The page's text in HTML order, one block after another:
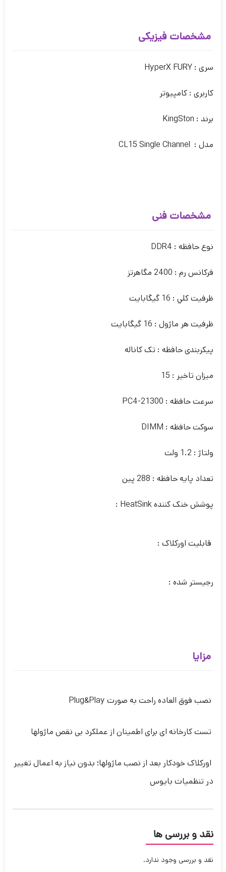
مشخصات فیزیکی
سری : HyperX FURY
کاربری : کامپیوتر
برند : KingSton
مدل : CL15 Single Channel
مشخصات فنی
نوع حافظه : DDR4
فرکانس رم : 2400 مگاهرتز
ظرفيت کلي : 16 گیگابایت
ظرفيت هر ماژول : 16 گيگابايت
پیکربندی حافظه : تک کاناله
میزان تاخیر : 15
سرعت حافظه : PC4-21300
سوکت حافظه : DIMM
ولتاژ : 1.2 ولت
تعداد پایه حافظه : 288 پین
پوشش خنک کننده HeatSink :
قابلیت اورکلاک :
رجیستر شده :
مزایا
نصب فوق العاده راحت به صورت Plug&Play
تست کارخانه ای برای اطمینان از عملکرد بی نقص ماژولها
اورکلاک خودکار بعد از نصب ماژولها؛ بدون نیاز به اعمال تغییر
در تنظمیات بایوس
نقد و بررسی ها
نقد و بررسی وجود ندارد.